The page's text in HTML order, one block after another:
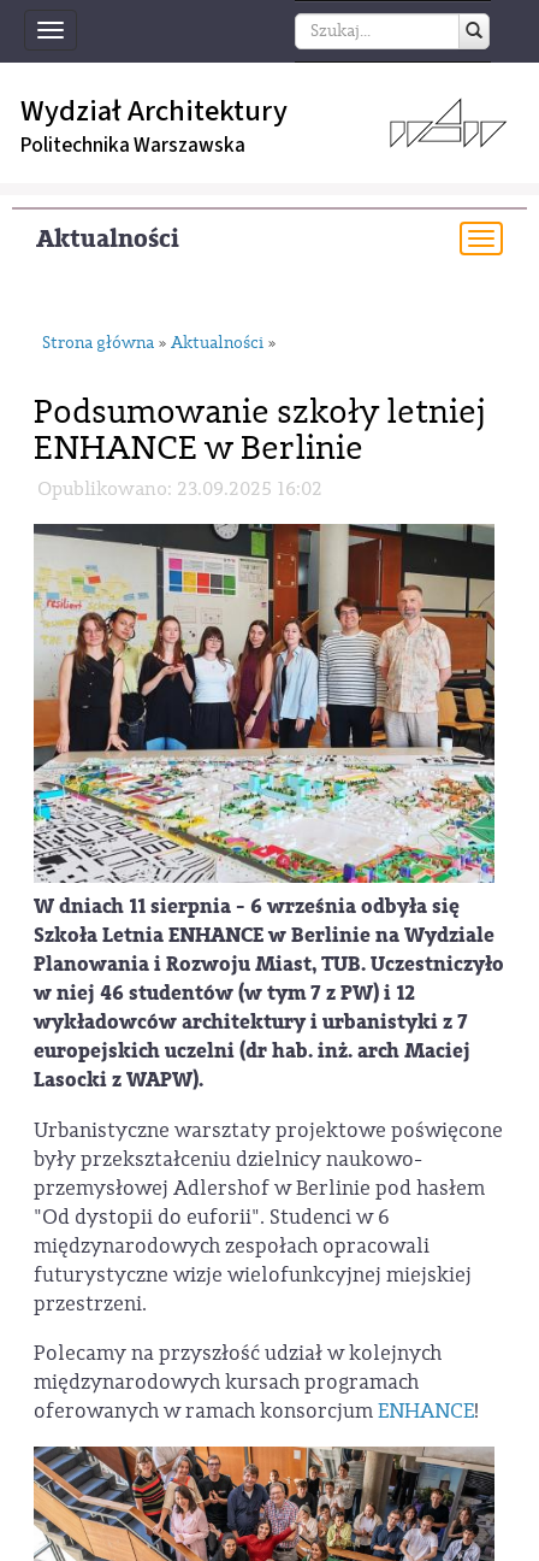
Toggle
navigation
Wydział Architektury
Politechnika Warszawska
Aktualności
Strona główna » Aktualności »
Podsumowanie szkoły letniej
ENHANCE w Berlinie
Opublikowano: 23.09.2025 16:02
W dniach 11 sierpnia - 6 września odbyła się
Szkoła Letnia ENHANCE w Berlinie na Wydziale
Planowania i Rozwoju Miast, TUB. Uczestniczyło
w niej 46 studentów (w tym 7 z PW) i 12
wykładowców architektury i urbanistyki z 7
europejskich uczelni (dr hab. inż. arch Maciej
Lasocki z WAPW).
Urbanistyczne warsztaty projektowe poświęcone
były przekształceniu dzielnicy naukowo-
przemysłowej Adlershof w Berlinie pod hasłem
"Od dystopii do euforii". Studenci w 6
międzynarodowych zespołach opracowali
futurystyczne wizje wielofunkcyjnej miejskiej
przestrzeni.
Polecamy na przyszłość udział w kolejnych
międzynarodowych kursach programach
oferowanych w ramach konsorcjumENHANCE!